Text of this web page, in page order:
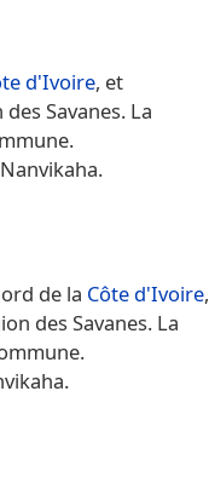
d'Ivoire, et
Savanes. La
de la Côte d'Ivoire,
des Savanes. La